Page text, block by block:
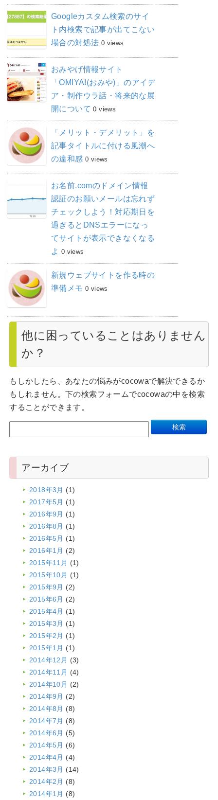
Googleカスタム検索のサイ
ト内検索で記事が出てこない
場合の対処法 0 views
おみやげ情報サイト
「OMIYA!(おみや)」のアイデ
ア・制作ウラ話・将来的な展
開について 0 views
「メリット・デメリット」を
記事タイトルに付ける風潮へ
の違和感 0 views
お名前.comのドメイン情報
認証のお願いメールは忘れず
チェックしよう！対応期日を
過ぎるとDNSエラーになっ
てサイトが表示できなくなる
よ 0 views
新規ウェブサイトを作る時の
準備メモ 0 views
他に困っていることはありません
か？
もしかしたら、あなたの悩みがcocowaで解決できるか
もしれません。下の検索フォームでcocowaの中を検索
することができます。
アーカイブ
2018年3月 (1)
2017年5月 (1)
2016年9月 (1)
2016年8月 (1)
2016年5月 (1)
2016年1月 (2)
2015年11月 (1)
2015年10月 (1)
2015年9月 (2)
2015年6月 (2)
2015年4月 (1)
2015年3月 (1)
2015年2月 (1)
2015年1月 (1)
2014年12月 (3)
2014年11月 (4)
2014年10月 (2)
2014年9月 (2)
2014年8月 (8)
2014年7月 (8)
2014年6月 (5)
2014年5月 (6)
2014年4月 (4)
2014年3月 (14)
2014年2月 (8)
2014年1月 (8)